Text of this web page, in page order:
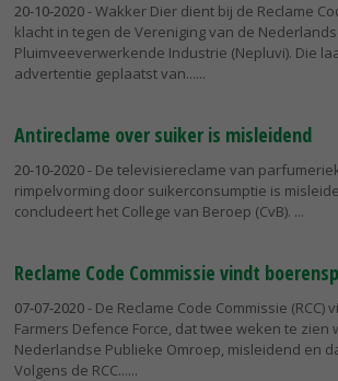
20-10-2020- Wakker Dier dient bij de Reclame
klacht in tegen de Vereniging van de
Pluimveeverwerkende Industrie (Nepluvi). Die
advertentie geplaatst van...
Antireclame over suiker is misleidend
20-10-2020- De televisiereclame van
rimpelvorming door suikerconsumptie is
concludeert het College van Beroep (CvB).
Reclame Code Commissie vindt
07-07-2020- De Reclame Code Commissie
Farmers Defence Force, dat twee weken te zien
Nederlandse Publieke Omroep, misleidend en
Volgens de RCC...